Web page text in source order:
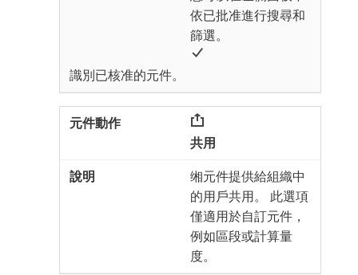
依已批准進行搜尋和
篩選。
識別已核准的元件。
共用
缃元件提供給組織中
的用戶共用。 此選項
僅適用於自訂元件，
例如區段或計算量
度。